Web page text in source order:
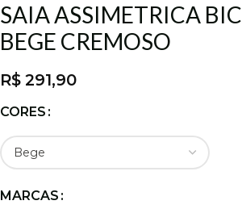
SAIA ASSIMETRICA
BEGE CREMOSO
R$ 291,90
CORES
MARCAS